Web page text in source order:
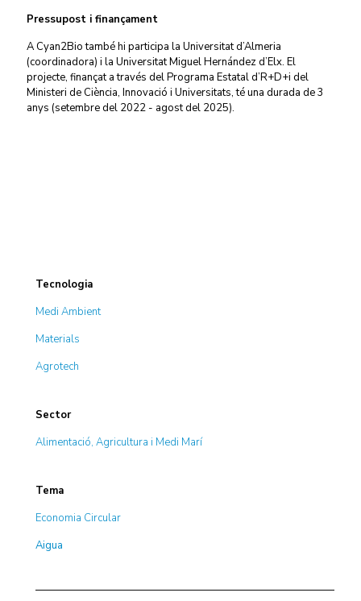
Pressupost i finançament
A Cyan2Bio també hi participa la Universitat d’Almeria
(coordinadora) i la Universitat Miguel Hernández d’Elx. El
projecte, finançat a través del Programa Estatal d’R+D+i del
Ministeri de Ciència, Innovació i Universitats, té una durada de 3
anys (setembre del 2022 - agost del 2025).
Tecnologia
Medi Ambient
Materials
Agrotech
Sector
Alimentació, Agricultura i Medi Marí
Tema
Economia Circular
Aigua